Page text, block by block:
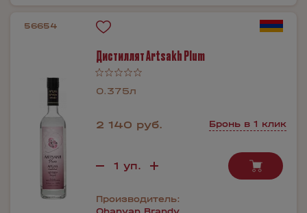
56654
Дистиллят Artsakh Plum
0.375л
2 140 руб. Бронь в 1 клик
Производитель: